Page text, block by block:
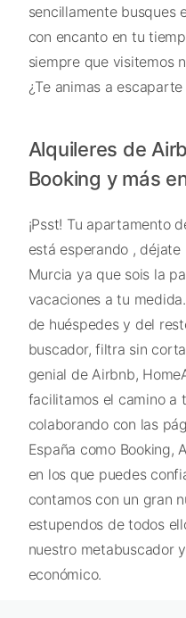
sencillamente busques
con encanto en tu
siempre que visitemos
¿Te animas a
Alquileres de
Booking y más
¡Psst! Tu apartamento
está esperando ,
Murcia ya que sois la
vacaciones a tu
de huéspedes y del
buscador, filtra sin
genial de Airbnb,
facilitamos el camino a
colaborando con las
España como Booking,
en los que puedes
contamos con un gran
estupendos de todos
nuestro metabuscador
económico.